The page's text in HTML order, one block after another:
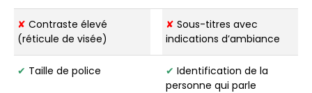
✘ Contraste élevé
(réticule de visée)
✘ Sous-titres avec
indications d’ambiance
✔ Taille de police ✔ Identification de la
personne qui parle